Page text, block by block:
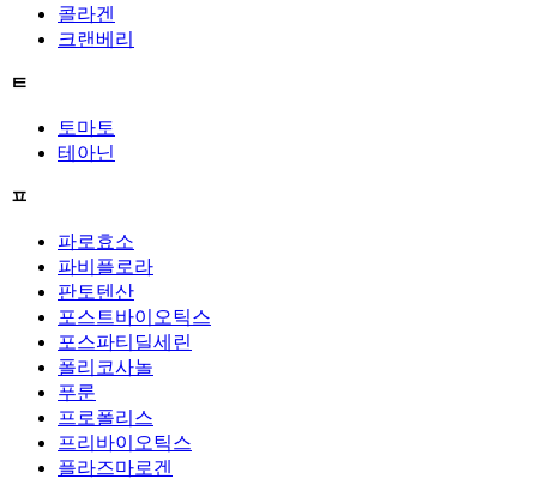
콜라겐
크랜베리
ㅌ
토마토
테아닌
ㅍ
파로효소
파비플로라
판토텐산
포스트바이오틱스
포스파티딜세린
폴리코사놀
푸룬
프로폴리스
프리바이오틱스
플라즈마로겐